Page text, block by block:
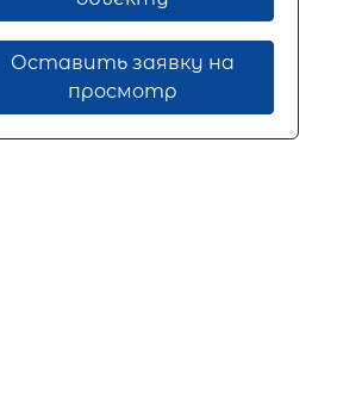
Оставить заявку на
просмотр